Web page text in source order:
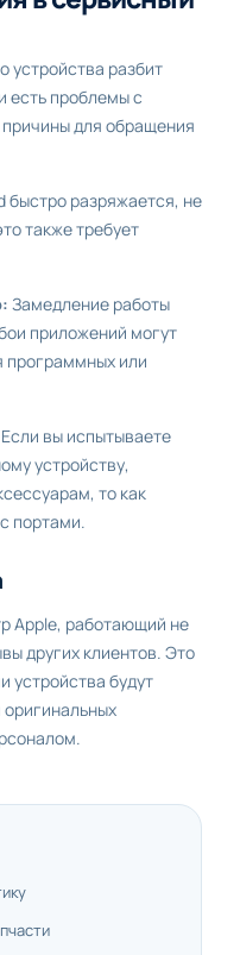
устройства разбит
есть проблемы с
для обращения
быстро разряжается, не
также требует
Замедление работы
приложений могут
программных или
Если вы испытываете
устройству,
то как
портами.
Apple, работающий не
других клиентов. Это
устройства будут